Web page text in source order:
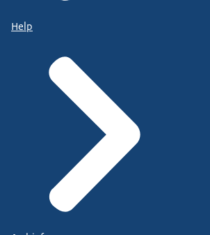
Help